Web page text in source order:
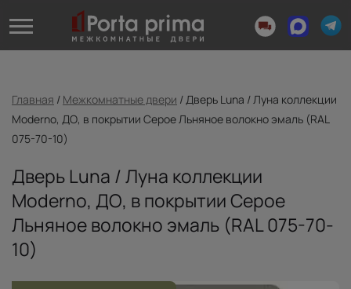
Главная / Межкомнатные двери /Дверь Luna / Луна коллекции
Moderno, ДО, в покрытии Серое Льняное волокно эмаль (RAL
075-70-10)
Дверь Luna / Луна коллекции
Moderno, ДО, в покрытии Серое
Льняное волокно эмаль (RAL 075-70-
10)